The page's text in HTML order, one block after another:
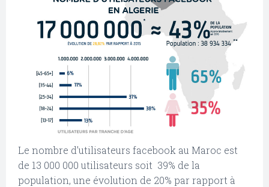
Le nombre d’utilisateurs facebook au Maroc est
de 13 000 000 utilisateurs soit 39% de la
population, une évolution de 20% par rapport à